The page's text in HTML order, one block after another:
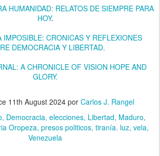
HUMANIDAD: RELATOS DE SIEMPRE PARA
HOY.
IMPOSIBLE: CRONICAS Y REFLEXIONES
DEMOCRACIA Y LIBERTAD.
A CHRONICLE OF VISION HOPE AND
GLORY.
11th August 2024por Carlos J. Rangel
Democracia elecciones Libertad Maduro
Oropeza presos politicos tiranía. luz vela
Venezuela